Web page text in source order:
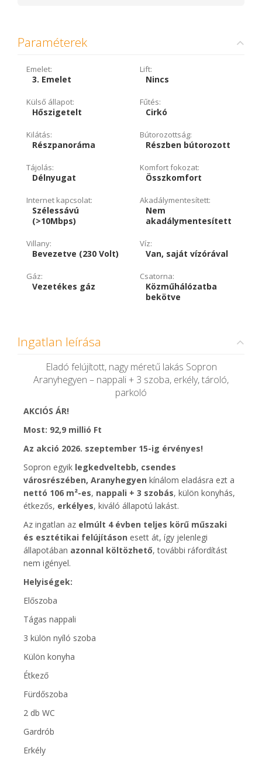
Paraméterek
Emelet:
3. Emelet
Lift:
Nincs
Külső állapot:
Hőszigetelt
Fűtés:
Cirkó
Kilátás:
Részpanoráma
Bútorozottság:
Részben bútorozott
Tájolás:
Délnyugat
Komfort fokozat:
Összkomfort
Internet kapcsolat:
Szélessávú
(>10Mbps)
Akadálymentesített:
Nem
akadálymentesített
Villany:
Bevezetve (230 Volt)
Víz:
Van, saját vízórával
Gáz:
Vezetékes gáz
Csatorna:
Közműhálózatba
bekötve
Ingatlan leírása
Eladó felújított, nagy méretű lakás Sopron
Aranyhegyen – nappali + 3 szoba, erkély, tároló,
parkoló
AKCIÓS ÁR!
Most: 92,9 millió Ft
Az akció 2026. szeptember 15-ig érvényes!
Sopron egyik legkedveltebb, csendes
városrészében, Aranyhegyen kínálom eladásra ezt a
nettó 106 m²-es, nappali + 3 szobás, külön konyhás,
étkezős, erkélyes, kiváló állapotú lakást.
Az ingatlan az elmúlt 4 évben teljes körű műszaki
és esztétikai felújításon esett át, így jelenlegi
állapotában azonnal költözhető, további ráfordítást
nem igényel.
Helyiségek:
Előszoba
Tágas nappali
3 külön nyíló szoba
Külön konyha
Étkező
Fürdőszoba
2 db WC
Gardrób
Erkély